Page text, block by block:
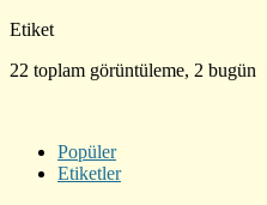
Etiket
22 toplam görüntüleme, 2 bugün
Popüler
Etiketler